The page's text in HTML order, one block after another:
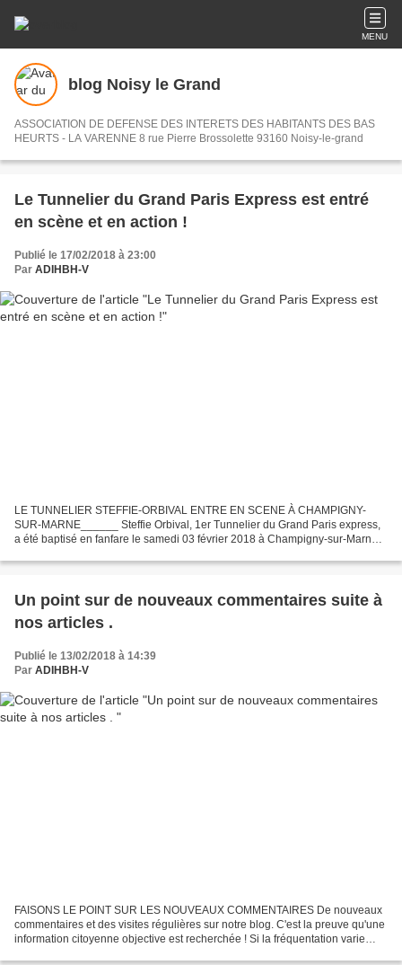
MENU
blog Noisy le Grand
ASSOCIATION DE DEFENSE DES INTERETS DES HABITANTS DES BAS
HEURTS - LA VARENNE 8 rue Pierre Brossolette 93160 Noisy-le-grand
Le Tunnelier du Grand Paris Express est entré
en scène et en action !
Publié le 17/02/2018 à 23:00
Par ADIHBH-V
LE TUNNELIER STEFFIE-ORBIVAL ENTRE EN SCENE À CHAMPIGNY-
SUR-MARNE______ Steffie Orbival, 1er Tunnelier du Grand Paris express,
a été baptisé en fanfare le samedi 03 février 2018 à Champigny-sur-Marne
Un point sur de nouveaux commentaires suite à
nos articles .
Publié le 13/02/2018 à 14:39
Par ADIHBH-V
FAISONS LE POINT SUR LES NOUVEAUX COMMENTAIRES De nouveaux
commentaires et des visites régulières sur notre blog. C'est la preuve qu'une
information citoyenne objective est recherchée ! Si la fréquentation varie